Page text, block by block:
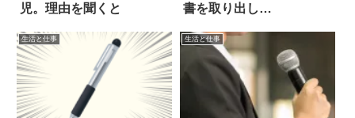
児。理由を聞くと
書を取り出し…
生活と仕事 生活と仕事